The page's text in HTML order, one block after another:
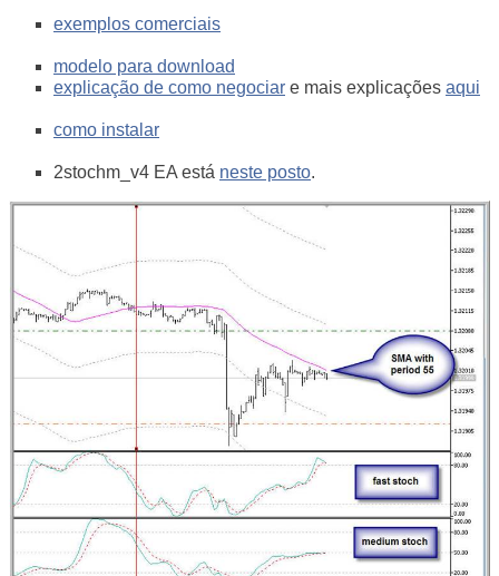
exemplos comerciais
modelo para download
explicação de como negociar e mais explicações aqui
como instalar
2stochm_v4 EA está neste posto.